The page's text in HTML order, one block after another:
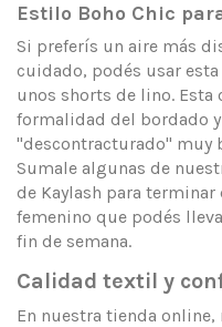
Estilo Boho Chic
Si preferís un aire más
cuidado, podés usar
unos shorts de lino.
formalidad del bordado
"descontracturado" muy
Sumale algunas de
de Kaylash para
femenino que podés
fin de semana.
Calidad textil y
En nuestra tienda online,